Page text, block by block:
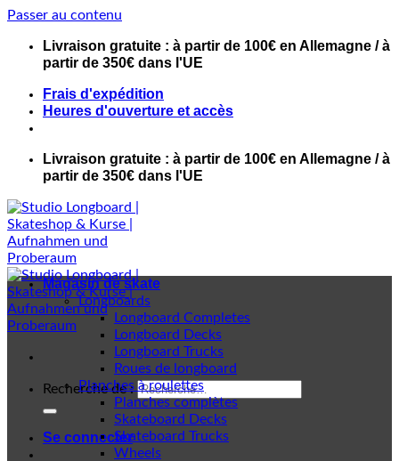
Passer au contenu
Livraison gratuite : à partir de 100€ en Allemagne / à
partir de 350€ dans l'UE
Frais d'expédition
Heures d'ouverture et accès
Livraison gratuite : à partir de 100€ en Allemagne / à
partir de 350€ dans l'UE
Recherche de :
Se connecter
Magasin de skate
Longboards
Longboard Completes
Longboard Decks
Longboard Trucks
Roues de longboard
Planches à roulettes
Planches complètes
Skateboard Decks
Skateboard Trucks
Wheels